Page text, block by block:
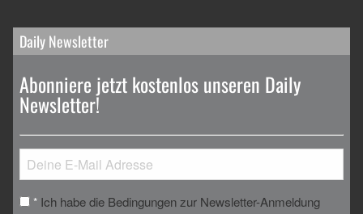
Daily Newsletter
Abonniere jetzt kostenlos unseren Daily
Newsletter!
* Ich habe die Bedingungen zur Newsletter-Anmeldung